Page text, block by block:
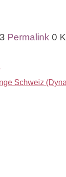
Permalink 0